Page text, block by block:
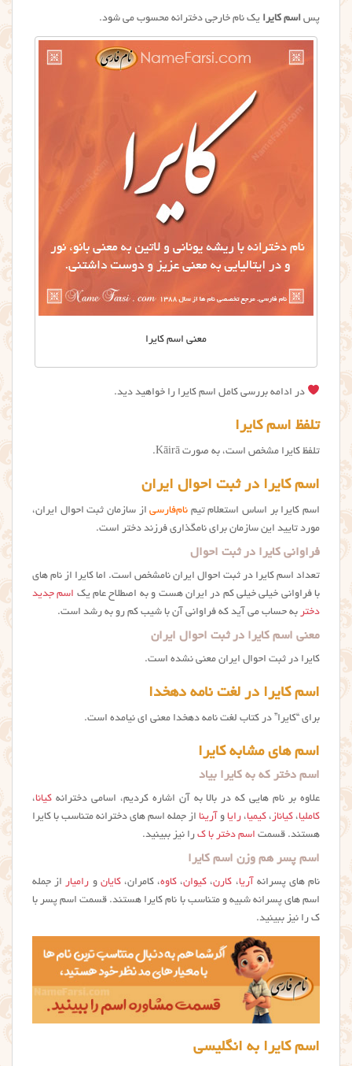
پس اسم کایرا یک نام خارجی دخترانه محسوب می شود.
معني اسم كايرا
در ادامه بررسی کامل اسم کایرا را خواهید دید.
تلفظ اسم کایرا
تلفظ کایرا مشخص است، به صورت Kāirā.
اسم کایرا در ثبت احوال ایران
اسم کایرا بر اساس استعلام تیم نام‌فارسیاز سازمان ثبت احوال ایران،
مورد تایید این سازمان برای نامگذاری فرزند دختر است.
فراوانی کایرا در ثبت احوال
تعداد اسم کایرا در ثبت احوال ایران نامشخص است. اما كايرا از نام های
با فراوانی خیلی خیلی کم در ایران هست و به اصطلاح عام یک اسم جدید
دختر به حساب می آید که فراوانی آن با شیب کم رو به رشد است.
معنی اسم کایرا در ثبت احوال ایران
کایرا در ثبت احوال ایران معنی نشده است.
اسم کایرا در لغت نامه دهخدا
برای “کایرا” در کتاب لغت نامه دهخدا معنی ای نیامده است.
اسم های مشابه کایرا
اسم دختر که به کایرا بیاد
علاوه بر نام هایی که در بالا به آن اشاره کردیم، اسامی دخترانه کیانا،
کاملیا، کیاناز، کیمیا، رایا و آرینا از جمله اسم های دخترانه متناسب با کایرا
هستند. قسمت اسم دختر با ک را نیز ببینید.
اسم پسر هم وزن اسم کایرا
نام های پسرانه آریا، کارن، کیوان، کاوه، کامران،کایان و رامیار از جمله
اسم های پسرانه شبیه و متناسب با نام کایرا هستند. قسمت اسم پسر با
ک را نیز ببینید.
اسم کایرا به انگلیسی